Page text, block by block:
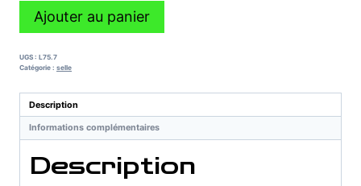
quantité
de
coffre
fym
strike
Ajouter au panier
UGS : L75.7
Catégorie : selle
Description
Informations complémentaires
Description